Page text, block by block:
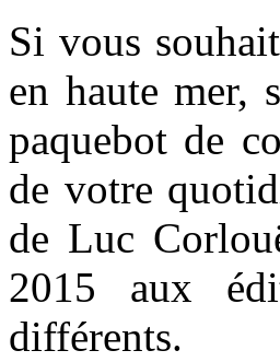
Si vous
en haute mer,
paquebot de
de votre
de Luc
2015 aux
différents.